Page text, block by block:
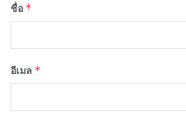
ชื่อ *
อีเมล *